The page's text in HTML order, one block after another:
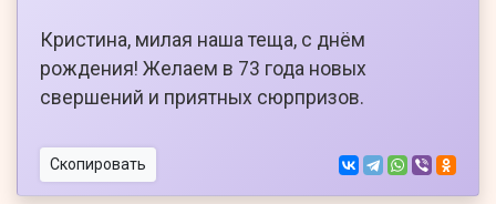
Кристина, милая наша теща, с днём
рождения! Желаем в 73 года новых
свершений и приятных сюрпризов.
Скопировать